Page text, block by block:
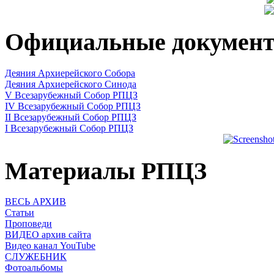
Официальные
Деяния Архиерейского Собора
Деяния Архиерейского Синода
V Всезарубежный Собор РПЦЗ
IV Всезарубежный Собор РПЦЗ
II Всезарубежный Собор РПЦЗ
I Всезарубежный Собор РПЦЗ
Материалы РПЦЗ
ВЕСЬ АРХИВ
Статьи
Проповеди
ВИДЕО архив сайта
Видео канал YouTube
СЛУЖЕБНИК
Фотоальбомы